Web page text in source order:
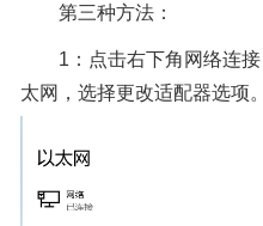
第三种方法：
1：点击右下角网络连接
太网，选择更改适配器选项。